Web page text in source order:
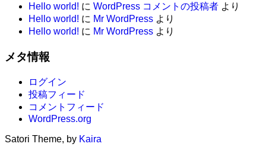
Hello world! に WordPress コメントの投稿者 より
Hello world! に Mr WordPress より
Hello world! に Mr WordPress より
メタ情報
ログイン
投稿フィード
コメントフィード
WordPress.org
Satori Theme, by Kaira